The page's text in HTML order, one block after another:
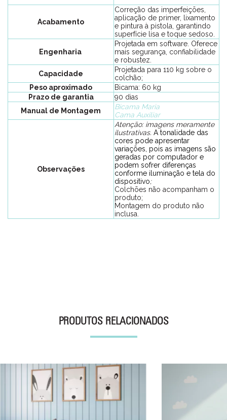
Acabamento
Correção das imperfeições,
aplicação de primer, lixamento
e pintura à pistola, garantindo
superfície lisa e toque sedoso.
Engenharia
Projetada em software. Oferece
mais segurança, confiabilidade
e robustez.
Capacidade
Projetada para 110 kg sobre o
colchão;
Peso aproximado
Bicama: 60 kg
Prazo de garantia
90 dias
Manual de Montagem
Bicama Maria
Cama Auxiliar
Observações
Atenção: imagens meramente
ilustrativas. A tonalidade das
cores pode apresentar
variações, pois as imagens são
geradas por computador e
podem sofrer diferenças
conforme iluminação e tela do
dispositivo;
Colchões não acompanham o
produto;
Montagem do produto não
inclusa.
PRODUTOS RELACIONADOS